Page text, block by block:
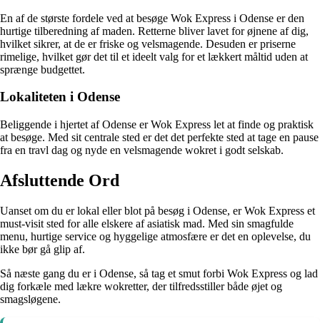
En af de største fordele ved at besøge Wok Express i Odense er den
hurtige tilberedning af maden. Retterne bliver lavet for øjnene af dig,
hvilket sikrer, at de er friske og velsmagende. Desuden er priserne
rimelige, hvilket gør det til et ideelt valg for et lækkert måltid uden at
sprænge budgettet.
Lokaliteten i Odense
Beliggende i hjertet af Odense er Wok Express let at finde og praktisk
at besøge. Med sit centrale sted er det det perfekte sted at tage en pause
fra en travl dag og nyde en velsmagende wokret i godt selskab.
Afsluttende Ord
Uanset om du er lokal eller blot på besøg i Odense, er Wok Express et
must-visit sted for alle elskere af asiatisk mad. Med sin smagfulde
menu, hurtige service og hyggelige atmosfære er det en oplevelse, du
ikke bør gå glip af.
Så næste gang du er i Odense, så tag et smut forbi Wok Express og lad
dig forkæle med lækre wokretter, der tilfredsstiller både øjet og
smagsløgene.